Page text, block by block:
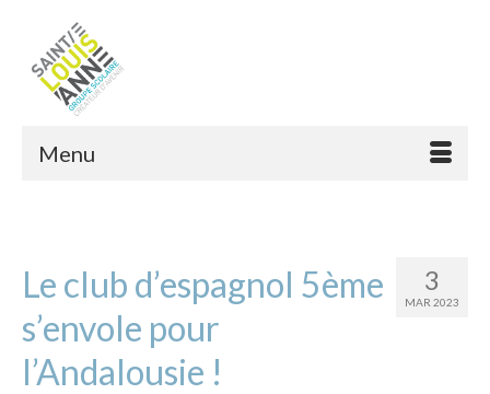
Menu
3
MAR 2023
Le club d’espagnol 5ème
s’envole pour
l’Andalousie !